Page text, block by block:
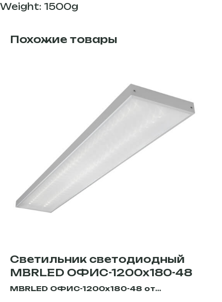
Weight: 1500g
Похожие товары
Светильник светодиодный
MBRLED ОФИС-1200х180-48
MBRLED ОФИС-1200х180-48 от